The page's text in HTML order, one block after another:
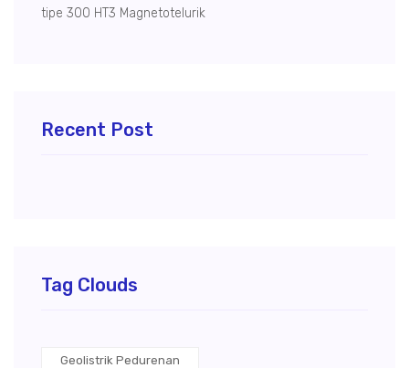
tipe 300 HT3 Magnetotelurik
Recent Post
Tag Clouds
Geolistrik Pedurenan